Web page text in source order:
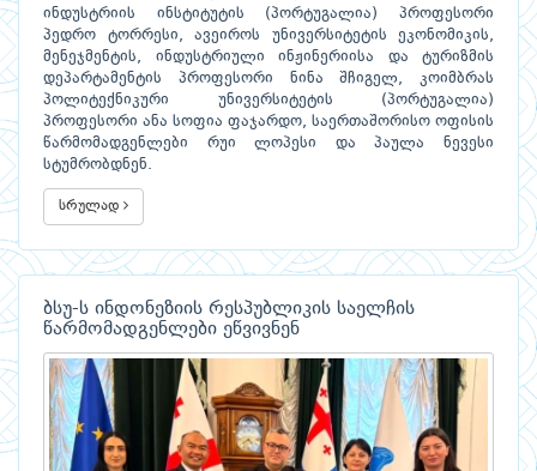
ინდუსტრიის ინსტიტუტის (პორტუგალია) პროფესორი
პედრო ტორრესი, ავეიროს უნივერსიტეტის ეკონომიკის,
მენეჯმენტის, ინდუსტრიული ინჟინერიისა და ტურიზმის
დეპარტამენტის პროფესორი ნინა შჩიგელ, კოიმბრას
პოლიტექნიკური უნივერსიტეტის (პორტუგალია)
პროფესორი ანა სოფია ფაჯარდო, საერთაშორისო ოფისის
წარმომადგენლები რუი ლოპესი და პაულა ნევესი
სტუმრობდნენ.
სრულად
ბსუ-ს ინდონეზიის რესპუბლიკის საელჩის
წარმომადგენლები ეწვივნენ